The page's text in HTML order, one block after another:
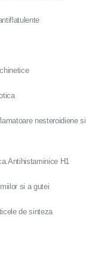
nesteroidiene si
H1
si a gutei
de sinteza